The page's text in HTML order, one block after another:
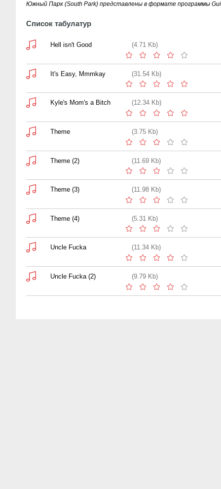
Южный Парк (South Park) представлены в формате программы
Список табулатур
Hell isn't Good (4.71 Kb)
It's Easy, Mmmkay (31.54 Kb)
Kyle's Mom's a Bitch (12.34 Kb)
Theme (3.75 Kb)
Theme (2) (11.69 Kb)
Theme (3) (11.98 Kb)
Theme (4) (5.31 Kb)
Uncle Fucka (11.34 Kb)
Uncle Fucka (2) (9.79 Kb)